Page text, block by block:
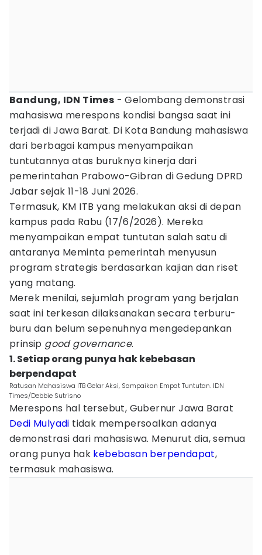
Bandung, IDN Times - Gelombang demonstrasi
mahasiswa merespons kondisi bangsa saat ini
terjadi di Jawa Barat. Di Kota Bandung mahasiswa
dari berbagai kampus menyampaikan
tuntutannya atas buruknya kinerja dari
pemerintahan Prabowo-Gibran di Gedung DPRD
Jabar sejak 11-18 Juni 2026.
Termasuk, KM ITB yang melakukan aksi di depan
kampus pada Rabu (17/6/2026). Mereka
menyampaikan empat tuntutan salah satu di
antaranya Meminta pemerintah menyusun
program strategis berdasarkan kajian dan riset
yang matang.
Merek menilai, sejumlah program yang berjalan
saat ini terkesan dilaksanakan secara terburu-
buru dan belum sepenuhnya mengedepankan
prinsip good governance.
1. Setiap orang punya hak kebebasan
berpendapat
Ratusan Mahasiswa ITB Gelar Aksi, Sampaikan Empat Tuntutan. IDN
Times/Debbie Sutrisno
Merespons hal tersebut, Gubernur Jawa Barat
Dedi Mulyadi tidak mempersoalkan adanya
demonstrasi dari mahasiswa. Menurut dia, semua
orang punya hak kebebasan berpendapat,
termasuk mahasiswa.